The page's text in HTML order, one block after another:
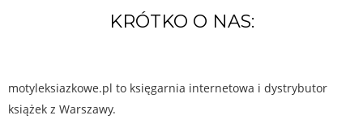
KRÓTKO O NAS:
motyleksiazkowe.pl to księgarnia internetowa i dystrybutor
książek z Warszawy.